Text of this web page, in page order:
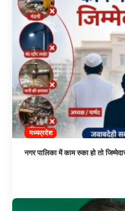
मध्यप्रदेश
नगर पालिका में काम रुका हो तो